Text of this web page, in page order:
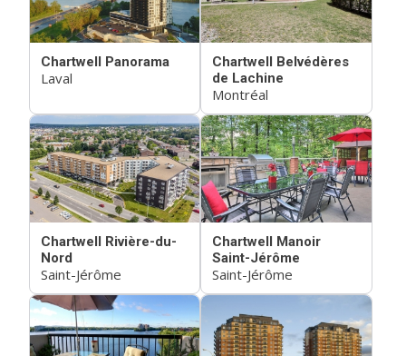
Chartwell Panorama
Laval
Chartwell Belvédères
de Lachine
Montréal
Chartwell Rivière-du-
Nord
Saint-Jérôme
Chartwell Manoir
Saint-Jérôme
Saint-Jérôme